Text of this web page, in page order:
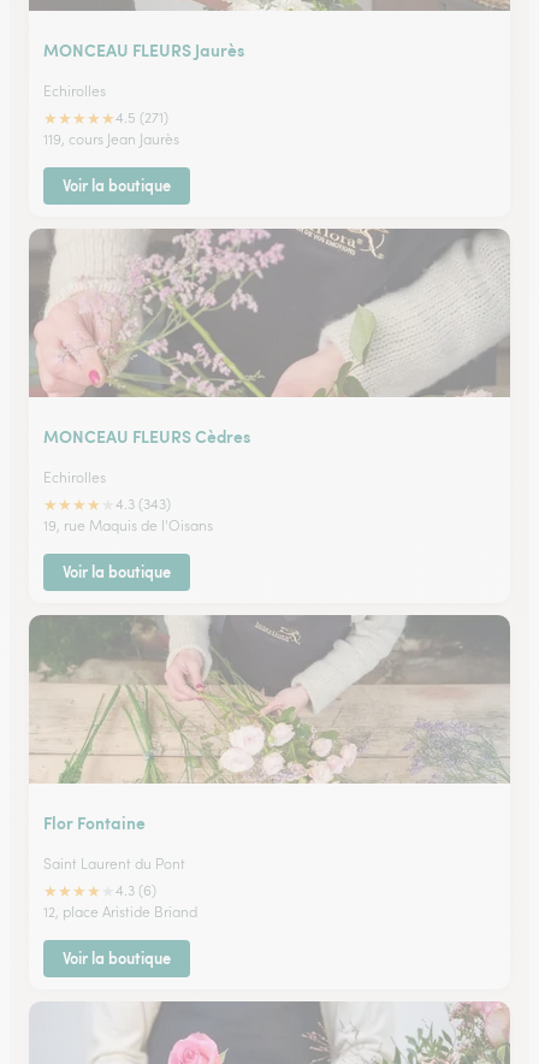
MONCEAU FLEURS Jaurès
Echirolles
★★★★★4.5 (271)
119, cours Jean Jaurès
Voir la boutique
MONCEAU FLEURS Cèdres
Echirolles
★★★★
4.3 (343)
19, rue Maquis de l'Oisans
Voir la boutique
Flor Fontaine
Saint Laurent du Pont
★★★★
4.3 (6)
12, place Aristide Briand
Voir la boutique